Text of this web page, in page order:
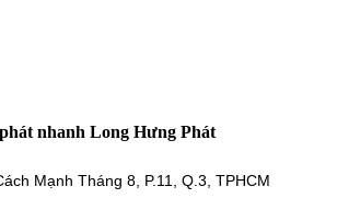
nhanh Long Hưng Phát
Mạnh Tháng 8, P.11, Q.3, TPHCM